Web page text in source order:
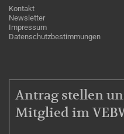
Kontakt
Newsletter
Impressum
Datenschutzbestimmungen
MITGLIEDSCHAFT
Antrag stellen
Mitglied im